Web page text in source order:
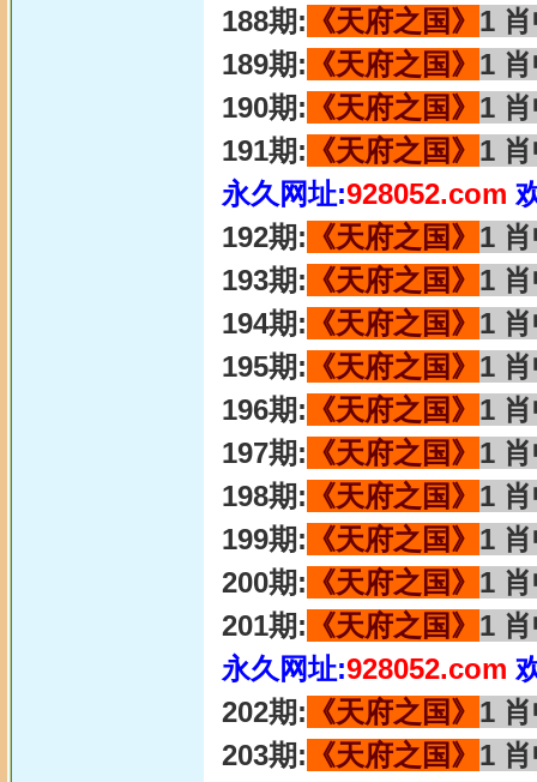
188期: 《天府之国》 1
189期: 《天府之国》 1
190期: 《天府之国》 1
191期: 《天府之国》 1
永久网址:928052.com
192期: 《天府之国》 1
193期: 《天府之国》 1
194期: 《天府之国》 1
195期: 《天府之国》 1
196期: 《天府之国》 1
197期: 《天府之国》 1
198期: 《天府之国》 1
199期: 《天府之国》 1
200期: 《天府之国》 1
201期: 《天府之国》 1
永久网址:928052.com
202期: 《天府之国》 1
203期: 《天府之国》 1